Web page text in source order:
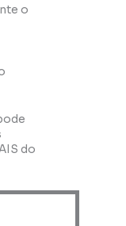
o
do